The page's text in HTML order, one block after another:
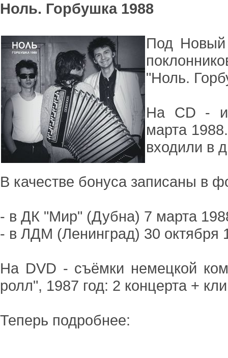
Ноль. Горбушка 1988
Под
"Ноль.
На CD -
марта
входили в
В качестве бонуса записаны в
- в ДК "Мир" (Дубна) 7 марта
- в ЛДМ (Ленинград) 30 октября
На DVD - съёмки немецкой
ролл", 1987 год: 2 концерта +
Теперь подробнее: